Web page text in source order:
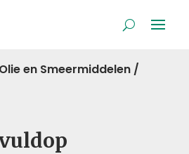
en Smeermiddelen /